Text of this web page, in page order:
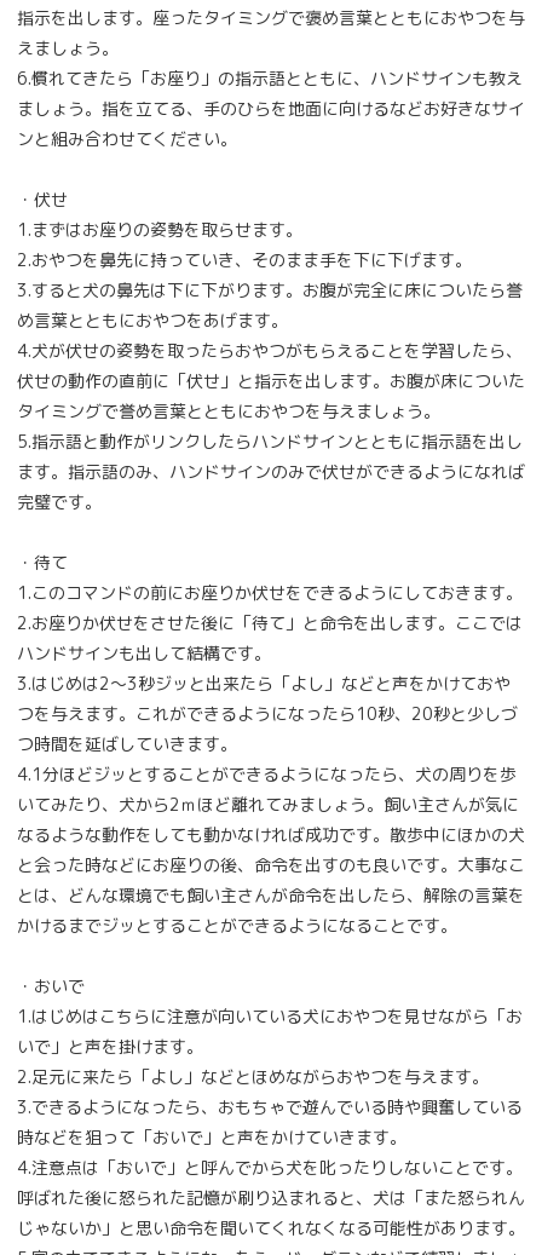
指示を出します。座ったタイミングで褒め言葉とともにおやつを与
えましょう。
6.慣れてきたら「お座り」の指示語とともに、ハンドサインも教え
ましょう。指を立てる、手のひらを地面に向けるなどお好きなサイ
ンと組み合わせてください。
・伏せ
1.まずはお座りの姿勢を取らせます。
2.おやつを鼻先に持っていき、そのまま手を下に下げます。
3.すると犬の鼻先は下に下がります。お腹が完全に床についたら誉
め言葉とともにおやつをあげます。
4.犬が伏せの姿勢を取ったらおやつがもらえることを学習したら、
伏せの動作の直前に「伏せ」と指示を出します。お腹が床についた
タイミングで誉め言葉とともにおやつを与えましょう。
5.指示語と動作がリンクしたらハンドサインとともに指示語を出し
ます。指示語のみ、ハンドサインのみで伏せができるようになれば
完璧です。
・待て
1.このコマンドの前にお座りか伏せをできるようにしておきます。
2.お座りか伏せをさせた後に「待て」と命令を出します。ここでは
ハンドサインも出して結構です。
3.はじめは2～3秒ジッと出来たら「よし」などと声をかけておや
つを与えます。これができるようになったら10秒、20秒と少しづ
つ時間を延ばしていきます。
4.1分ほどジッとすることができるようになったら、犬の周りを歩
いてみたり、犬から2ｍほど離れてみましょう。飼い主さんが気に
なるような動作をしても動かなければ成功です。散歩中にほかの犬
と会った時などにお座りの後、命令を出すのも良いです。大事なこ
とは、どんな環境でも飼い主さんが命令を出したら、解除の言葉を
かけるまでジッとすることができるようになることです。
・おいで
1.はじめはこちらに注意が向いている犬におやつを見せながら「お
いで」と声を掛けます。
2.足元に来たら「よし」などとほめながらおやつを与えます。
3.できるようになったら、おもちゃで遊んでいる時や興奮している
時などを狙って「おいで」と声をかけていきます。
4.注意点は「おいで」と呼んでから犬を叱ったりしないことです。
呼ばれた後に怒られた記憶が刷り込まれると、犬は「また怒られん
じゃないか」と思い命令を聞いてくれなくなる可能性があります。